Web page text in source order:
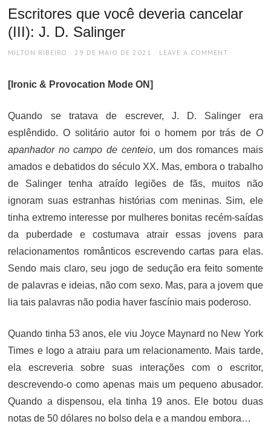
Escritores que você deveria cancelar
(III): J. D. Salinger
AUTHOR
MILTON RIBEIRO
POSTED
29 DE MAIO DE 2021 LEAVE A COMMENT
[Ironic & Provocation Mode ON]
Quando se tratava de escrever, J. D. Salinger era
esplêndido. O solitário autor foi o homem por trás de O
apanhador no campo de centeio, um dos romances mais
amados e debatidos do século XX. Mas, embora o trabalho
de Salinger tenha atraído legiões de fãs, muitos não
ignoram suas estranhas histórias com meninas. Sim, ele
tinha extremo interesse por mulheres bonitas recém-saídas
da puberdade e costumava atrair essas jovens para
relacionamentos românticos escrevendo cartas para elas.
Sendo mais claro, seu jogo de sedução era feito somente
de palavras e ideias, não com sexo. Mas, para a jovem que
lia tais palavras não podia haver fascínio mais poderoso.
Quando tinha 53 anos, ele viu Joyce Maynard no New York
Times e logo a atraiu para um relacionamento. Mais tarde,
ela escreveria sobre suas interações com o escritor,
descrevendo-o como apenas mais um pequeno abusador.
Quando a dispensou, ela tinha 19 anos. Ele botou duas
notas de 50 dólares no bolso dela e a mandou embora…